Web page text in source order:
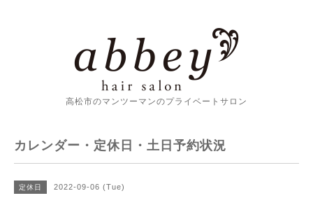
高松市のマンツーマンのプライベートサロン
カレンダー・定休日・土日予約状況
定休日 2022-09-06 (Tue)